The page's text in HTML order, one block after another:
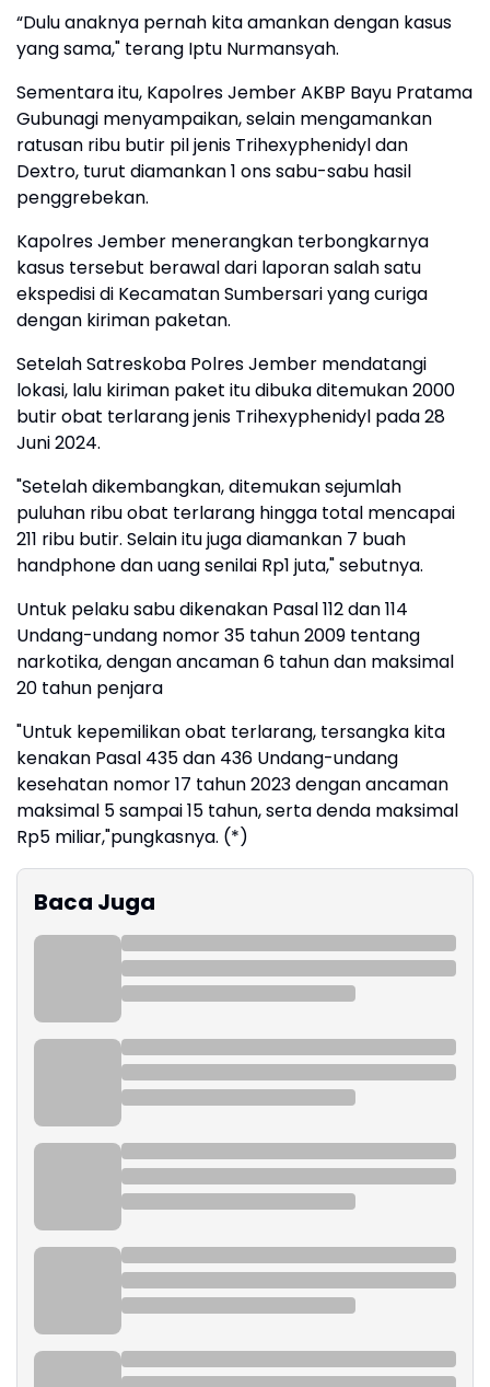
“Dulu anaknya pernah kita amankan dengan kasus
yang sama," terang Iptu Nurmansyah.
Sementara itu, Kapolres Jember AKBP Bayu Pratama
Gubunagi menyampaikan, selain mengamankan
ratusan ribu butir pil jenis Trihexyphenidyl dan
Dextro, turut diamankan 1 ons sabu-sabu hasil
penggrebekan.
Kapolres Jember menerangkan terbongkarnya
kasus tersebut berawal dari laporan salah satu
ekspedisi di Kecamatan Sumbersari yang curiga
dengan kiriman paketan.
Setelah Satreskoba Polres Jember mendatangi
lokasi, lalu kiriman paket itu dibuka ditemukan 2000
butir obat terlarang jenis Trihexyphenidyl pada 28
Juni 2024.
"Setelah dikembangkan, ditemukan sejumlah
puluhan ribu obat terlarang hingga total mencapai
211 ribu butir. Selain itu juga diamankan 7 buah
handphone dan uang senilai Rp1 juta," sebutnya.
Untuk pelaku sabu dikenakan Pasal 112 dan 114
Undang-undang nomor 35 tahun 2009 tentang
narkotika, dengan ancaman 6 tahun dan maksimal
20 tahun penjara
"Untuk kepemilikan obat terlarang, tersangka kita
kenakan Pasal 435 dan 436 Undang-undang
kesehatan nomor 17 tahun 2023 dengan ancaman
maksimal 5 sampai 15 tahun, serta denda maksimal
Rp5 miliar,"pungkasnya. (*)
Baca Juga